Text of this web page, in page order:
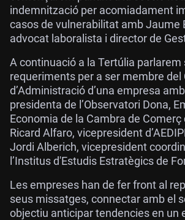
indemnització per acomiadament
casos de vulnerabilitat amb Jaume
advocat laboralista i director de
A continuació a la Tertúlia parlarem
requeriments per a ser membre del
d’Administració d’una empresa
presidenta de l’Observatori Dona,
Economia de la Cambra de Comerç
Ricard Alfaro, vicepresident
Jordi Alberich, vicepresident
l’Institus d'Estudis Estratègics de
Les empreses han de fer front al
seus missatges, connectar amb el
objectiu anticipar tendencies en un